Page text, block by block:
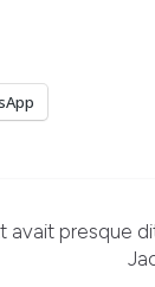
avait presque